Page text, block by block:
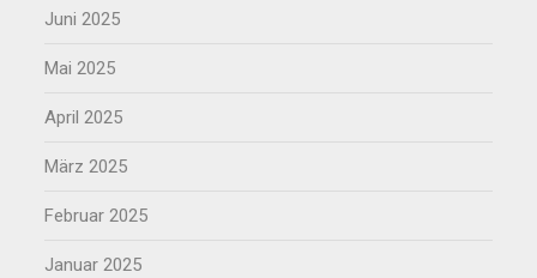
Juni 2025
Mai 2025
April 2025
März 2025
Februar 2025
Januar 2025